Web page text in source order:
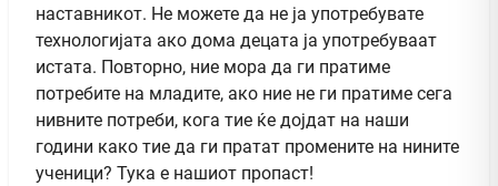
наставникот. Не можете да не ја употребувате
технологијата ако дома децата ја употребуваат
истата. Повторно, ние мора да ги пратиме
потребите на младите, ако ние не ги пратиме сега
нивните потреби, кога тие ќе дојдат на наши
години како тие да ги пратат промените на нините
ученици? Тука е нашиот пропаст!